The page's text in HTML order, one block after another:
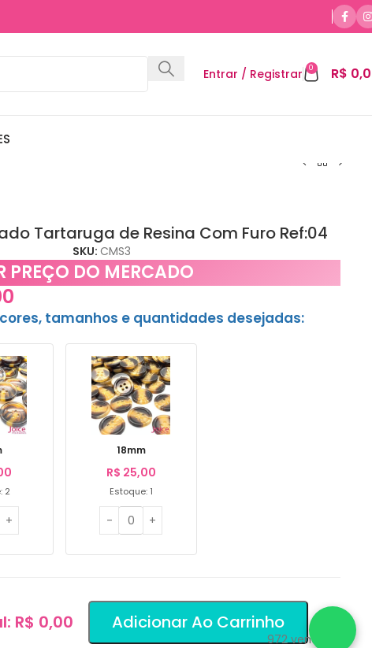
Entrar / Registrar 0 R$
Tartaruga de Resina Com Furo Ref:04
SKU:CMS3
PREÇO DO MERCADO
tamanhos e quantidades desejadas:
2
18mm
R$ 25,00
Estoque: 1
R$ 0,00 Adicionar Ao Carrinho
972vendidos